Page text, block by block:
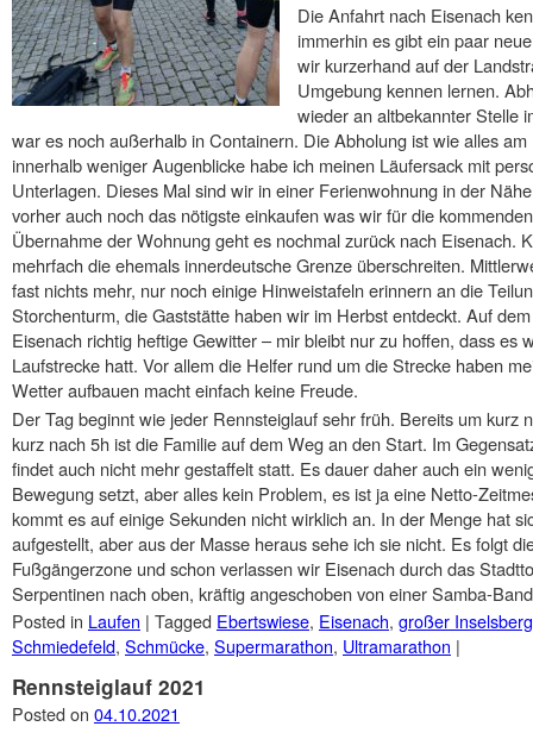
Die Anfahrt nach Eisenach
immerhin es gibt ein paar
wir kurzerhand auf der
Umgebung kennen lernen.
wieder an altbekannter Stelle
war es noch außerhalb in Containern. Die Abholung ist wie alles
innerhalb weniger Augenblicke habe ich meinen Läufersack mit
Unterlagen. Dieses Mal sind wir in einer Ferienwohnung in der
vorher auch noch das nötigste einkaufen was wir für die
Übernahme der Wohnung geht es nochmal zurück nach Eisenach.
mehrfach die ehemals innerdeutsche Grenze überschreiten.
fast nichts mehr, nur noch einige Hinweistafeln erinnern an die
Storchenturm, die Gaststätte haben wir im Herbst entdeckt. Auf
Eisenach richtig heftige Gewitter – mir bleibt nur zu hoffen, dass es
Laufstrecke hatt. Vor allem die Helfer rund um die Strecke haben
Wetter aufbauen macht einfach keine Freude.
Der Tag beginnt wie jeder Rennsteiglauf sehr früh. Bereits um kurz
kurz nach 5h ist die Familie auf dem Weg an den Start. Im
findet auch nicht mehr gestaffelt statt. Es dauer daher auch ein
Bewegung setzt, aber alles kein Problem, es ist ja eine Netto-
kommt es auf einige Sekunden nicht wirklich an. In der Menge hat
aufgestellt, aber aus der Masse heraus sehe ich sie nicht. Es folgt
Fußgängerzone und schon verlassen wir Eisenach durch das
Serpentinen nach oben, kräftig angeschoben von einer Samba-
Posted in Laufen | Tagged Ebertswiese, Eisenach, großer Inselsberg
Schmiedefeld, Schmücke, Supermarathon, Ultramarathon |
Rennsteiglauf 2021
Posted on 04.10.2021